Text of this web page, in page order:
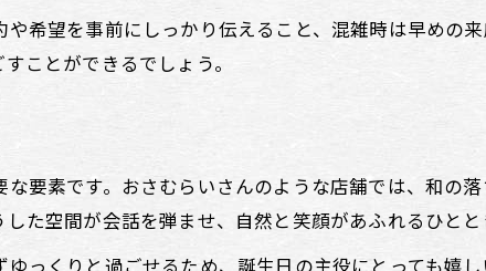
記憶に残る居酒屋での夜の過ごし方とは
誕生日の主役が満足する居酒屋体験を解説
誕生日祝いに最適な居酒屋のお祝い演出紹介
居酒屋で体感する日本らしいおもてなし術
希望を事前にしっかり伝えること、混雑時は早めの
ことができるでしょう。
要素です。おさむらいさんのような店舗では、和の
た空間が会話を弾ませ、自然と笑顔があふれるひとと
っくりと過ごせるため、誕生日の主役にとっても嬉